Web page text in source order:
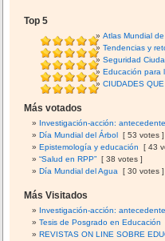
Top 5
Atlas Mundial
Tendencias y
Seguridad
Educación para
CIUDADES
Más votados
Investigación-acción:
Día Mundial del Árbol [ 53 votes ]
Epistemología y educación
[ 43
“Salud en RPP” [ 38 votes ]
Día Mundial del Agua
[ 30 votes ]
Más Visitados
Investigación-acción:
Tesis de Posgrado en Educación
REVISTAS ON LINE SOBRE